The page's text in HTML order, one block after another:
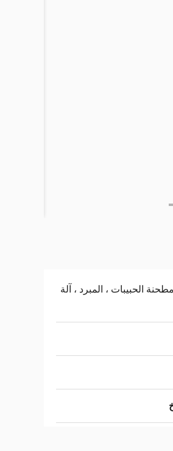
الحبيبات ، المبرد ، آلة